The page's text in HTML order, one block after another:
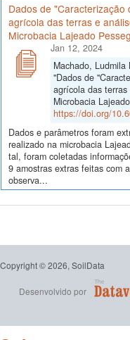
Dados de
agrícola das terras e
Microbacia Lajeado
Jan 12, 2024
Machado,
"Dados de
agrícola das
Microbacia
https://doi.org/
Dados e parâmetros foram
realizado na microbacia
tal, foram coletadas
9 amostras extras feitas com
observa...
Copyright © 2026, SoilData
Desenvolvido por